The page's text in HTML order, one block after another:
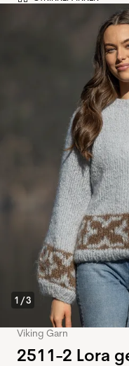
1 /3
Viking Garn
2511-2 Lora